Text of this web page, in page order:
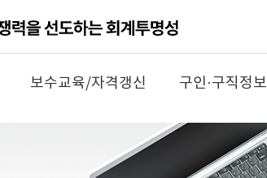
보수교육/자격갱신 구인·구직정보